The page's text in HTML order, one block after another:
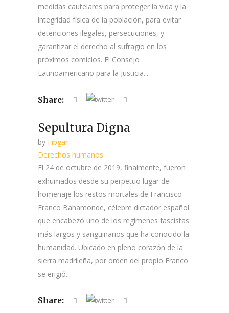
medidas cautelares para proteger la vida y la
integridad física de la población, para evitar
detenciones ilegales, persecuciones, y
garantizar el derecho al sufragio en los
próximos comicios. El Consejo
Latinoamericano para la Justicia...
Share:
Sepultura Digna
by Fibgar
Derechos humanos
El 24 de octubre de 2019, finalmente, fueron
exhumados desde su perpetuo lugar de
homenaje los restos mortales de Francisco
Franco Bahamonde, célebre dictador español
que encabezó uno de los regímenes fascistas
más largos y sanguinarios que ha conocido la
humanidad. Ubicado en pleno corazón de la
sierra madrileña, por orden del propio Franco
se erigió...
Share: